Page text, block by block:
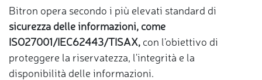
Bitron opera secondo i più elevati standard di
sicurezza delle informazioni, come
ISO27001/IEC62443/TISAX, con l'obiettivo di
proteggere la riservatezza, l'integrità e la
disponibilità delle informazioni.